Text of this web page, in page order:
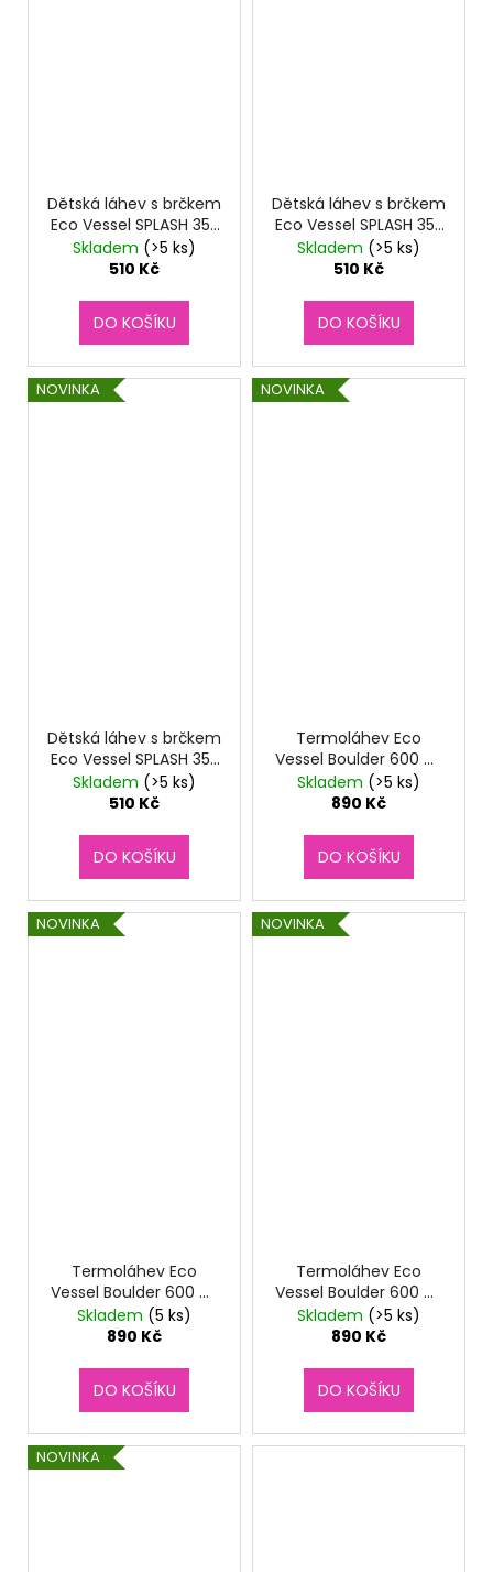
Dětská láhev s brčkem
Eco Vessel SPLASH 355
ml - Fox
Skladem (>5 ks)
510 Kč
DO KOŠÍKU
Dětská láhev s brčkem
Eco Vessel SPLASH 355
ml - Shark
Skladem (>5 ks)
510 Kč
DO KOŠÍKU
NOVINKA
Dětská láhev s brčkem
Eco Vessel SPLASH 355
ml - Unicorn
Skladem (>5 ks)
510 Kč
DO KOŠÍKU
NOVINKA
Termoláhev Eco
Vessel Boulder 600 ml
Lavender Fields
Skladem (>5 ks)
890 Kč
DO KOŠÍKU
NOVINKA
Termoláhev Eco
Vessel Boulder 600 ml
Northern Lights
Skladem (5 ks)
890 Kč
DO KOŠÍKU
NOVINKA
Termoláhev Eco
Vessel Boulder 600 ml
Slate Grey
Skladem (>5 ks)
890 Kč
DO KOŠÍKU
NOVINKA